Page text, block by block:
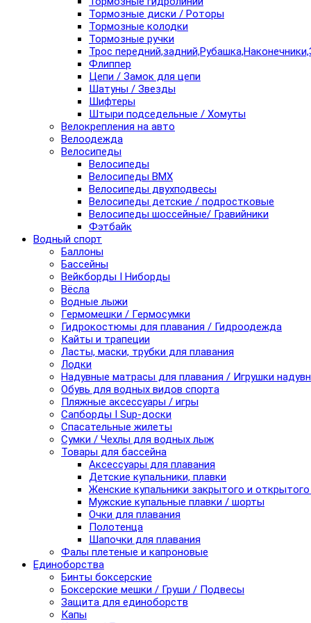
Тормозные диски / Роторы
Тормозные колодки
Тормозные ручки
Трос
Флиппер
Цепи / Замок для цепи
Шатуны / Звезды
Шифтеры
Штыри подседельные / Хомуты
Велокрепления на авто
Велоодежда
Велосипеды
Велосипеды
Велосипеды BMX
Велосипеды двухподвесы
Велосипеды детские / подростковые
Велосипеды шоссейные/ Гравийники
Фэтбайк
Водный спорт
Баллоны
Бассейны
Вейкборды I Ниборды
Вёсла
Водные лыжи
Гермомешки / Гермосумки
Гидрокостюмы для плавания / Гидроодежда
Кайты и трапеции
Ласты, маски, трубки для плавания
Лодки
Надувные матрасы для плавания / Игрушки
Обувь для водных видов спорта
Пляжные аксессуары / игры
Сапборды I Sup-доски
Спасательные жилеты
Сумки / Чехлы для водных лыж
Товары для бассейна
Аксессуары для плавания
Детские купальники, плавки
Женские купальники закрытого и
Мужские купальные плавки / шорты
Очки для плавания
Полотенца
Шапочки для плавания
Фалы плетеные и капроновые
Единоборства
Бинты боксерские
Боксерские мешки / Груши / Подвесы
Защита для единоборств
Капы